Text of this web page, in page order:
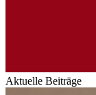
Aktuelle Beiträge